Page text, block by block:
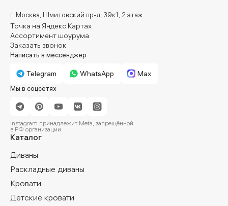
г. Москва, Шмитовский пр-д, 39к1, 2 этаж
Точка на Яндекс Картах
Ассортимент шоурума
Заказать звонок
Написать в мессенджер
Telegram WhatsApp Max
Мы в соцсетях
Instagram принадлежит Meta, запрещённой
в РФ организации
Каталог
Диваны
Раскладные диваны
Кровати
Детские кровати